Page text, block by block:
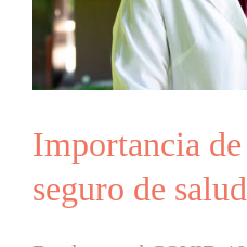
Importancia
seguro de salud